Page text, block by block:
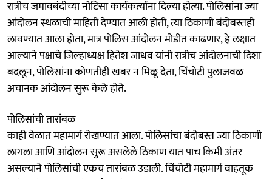
रात्रीच जमावबंदीच्या नोटिसा कार्यकर्त्यांना दिल्या होत्या. पोलिसांना ज्या
आंदोलन स्थळाची माहिती देण्यात आली होती, त्या ठिकाणी बंदोबस्तही
लावण्यात आला होता, मात्र पोलिस आंदोलन मोडीत काढणार, हे लक्षात
आल्याने पक्षाचे जिल्हाध्यक्ष हितेश जाधव यांनी रात्रीच आंदोलनाची दिशा
बदलून, पोलिसांना कोणतीही खबर न मिळू देता, चिंचोटी पुलाजवळ
अचानक आंदोलन सुरू केले होते.
पोलिसांची तारांबळ
काही वेळात महामार्ग रोखण्यात आला. पोलिसांचा बंदोबस्त ज्या ठिकाणी
लागला आणि आंदोलन सुरू असलेले ठिकाण यात पाच किमी अंतर
असल्याने पोलिसांची एकच तारांबळ उडाली. चिंचोटी महामार्ग वाहतूक